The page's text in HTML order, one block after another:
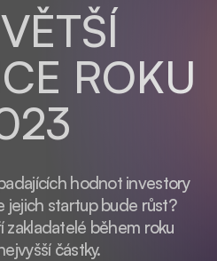
ROKU
hodnot investory
jejich startup bude růst?
zakladatelé během roku
částky.